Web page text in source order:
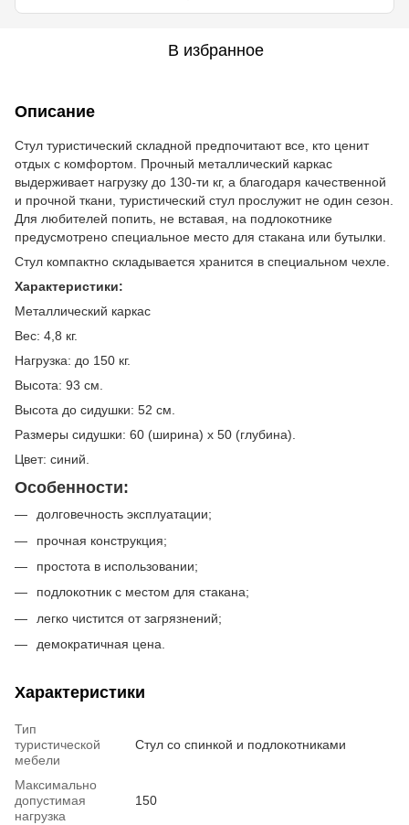
В избранное
Описание
Стул туристический складной предпочитают все, кто ценит
отдых с комфортом. Прочный металлический каркас
выдерживает нагрузку до 130-ти кг, а благодаря качественной
и прочной ткани, туристический стул прослужит не один сезон.
Для любителей попить, не вставая, на подлокотнике
предусмотрено специальное место для стакана или бутылки.
Стул компактно складывается хранится в специальном чехле.
Характеристики:
Металлический каркас
Вес: 4,8 кг.
Нагрузка: до 150 кг.
Высота: 93 см.
Высота до сидушки: 52 см.
Размеры сидушки: 60 (ширина) х 50 (глубина).
Цвет: синий.
Особенности:
долговечность эксплуатации;
прочная конструкция;
простота в использовании;
подлокотник с местом для стакана;
легко чистится от загрязнений;
демократичная цена.
Характеристики
Тип
туристической
мебели
Стул со спинкой и подлокотниками
Максимально
допустимая
нагрузка
150